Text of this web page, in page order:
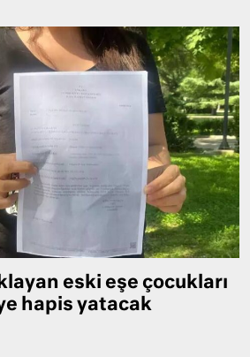
eski eşe çocukları
hapis yatacak